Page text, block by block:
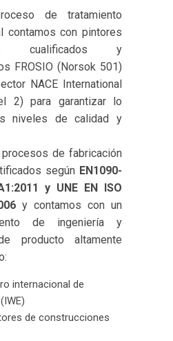
de tratamiento
contamos con pintores
cualificados y
FROSIO (Norsok 501)
NACE International
2) para garantizar lo
niveles de calidad y
de fabricación
según EN1090-
y UNE EN ISO
y contamos con un
de ingeniería y
producto altamente
internacional de
de construcciones